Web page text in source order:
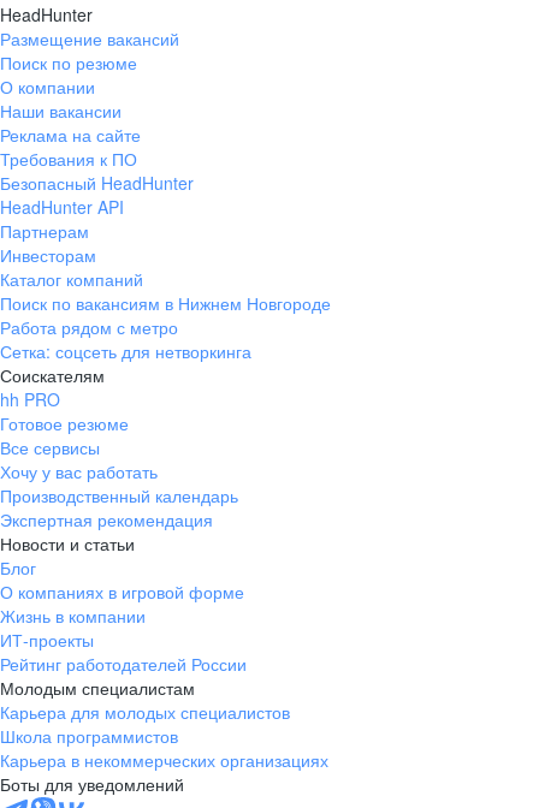
технологическую экспертизу компании.
У нас действует 7 профильных сообществ
по ключевым направлениям, и их число
продолжает расти. Это пространство для тех,
кто хочет не просто выполнять задачи,
а развиваться в профессии и влиять
на индустрию.
Сообщество
«Атомные люди»
сотрудников компании. Для тех, кто хочет
поддерживать связь с бывшими коллегами
и быть в курсе событий вне компании и внутри
неё. Мы уверены: наша сила — в людях,
и важно не терять тех, кто вносил вклад
в общее дело, кто до сих пор разделяет наши
На шаг впереди
Мы всегда на шаг впереди в технологиях, знаниях
и качествах наших сотрудников
Уважение
Мы с уважением относимся к нашим заказчикам,
партнёрам и поставщикам
Ответственность за результат
Каждый из нас несёт личную ответственность
за результат работы и качество своего труда
Безопасность
Безопасность —
HeadHunter
Размещение вакансий
Поиск по резюме
О компании
Наши вакансии
Реклама на сайте
Требования к ПО
Безопасный HeadHunter
HeadHunter API
Партнерам
Инвесторам
Каталог компаний
Поиск по вакансиям в Нижнем Новгороде
Работа рядом с метро
Сетка: соцсеть для нетворкинга
Соискателям
hh PRO
Готовое резюме
Все сервисы
Хочу у вас работать
Производственный календарь
Экспертная рекомендация
Новости и статьи
Блог
О компаниях в игровой форме
Жизнь в компании
ИТ-проекты
Рейтинг работодателей России
Молодым специалистам
Карьера для молодых специалистов
Школа программистов
Карьера в некоммерческих организациях
Боты для уведомлений